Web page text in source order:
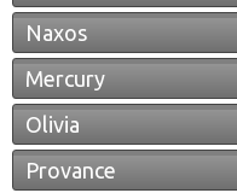
Naxos
Mercury
Olivia
Provance